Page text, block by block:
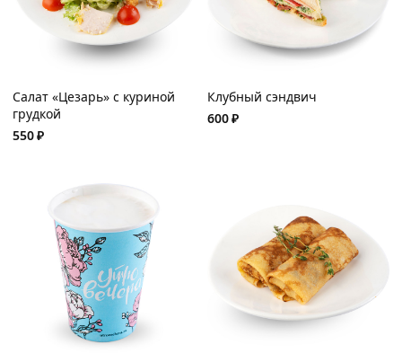
Салат «Цезарь» с куриной
грудкой
550₽
Клубный сэндвич
600₽